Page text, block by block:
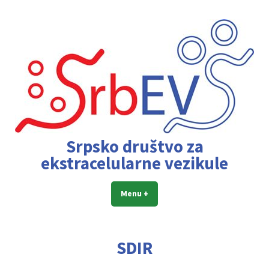
Srpsko društvo za
ekstracelularne vezikule
Menu +
SDIR